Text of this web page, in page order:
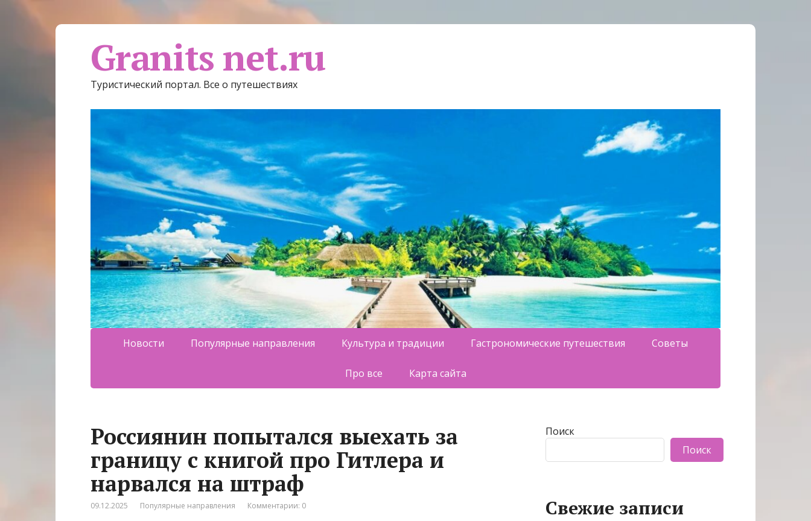
Granits net.ru
Туристический портал. Все о путешествиях
Новости Популярные направления Культура и традиции Гастрономические путешествия Советы
Про все Карта сайта
Россиянин попытался выехать за
границу с книгой про Гитлера и
нарвался на штраф
09.12.2025 Популярные направления Комментарии: 0
Поиск
Поиск
Свежие записи